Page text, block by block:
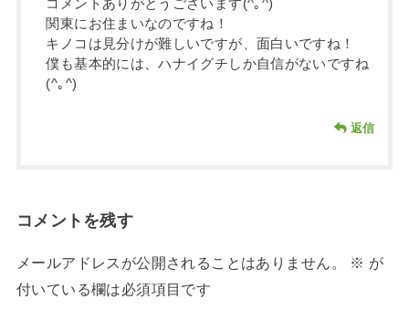
コメントありがとうございます(^｡^)
関東にお住まいなのですね！
キノコは見分けが難しいですが、面白いですね！
僕も基本的には、ハナイグチしか自信がないですね
(^｡^)
返信
コメントを残す
メールアドレスが公開されることはありません。 ※ が
付いている欄は必須項目です